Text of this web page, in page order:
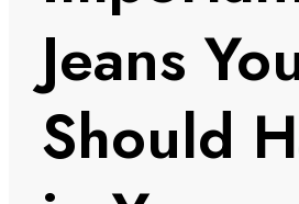
Jeans
Should